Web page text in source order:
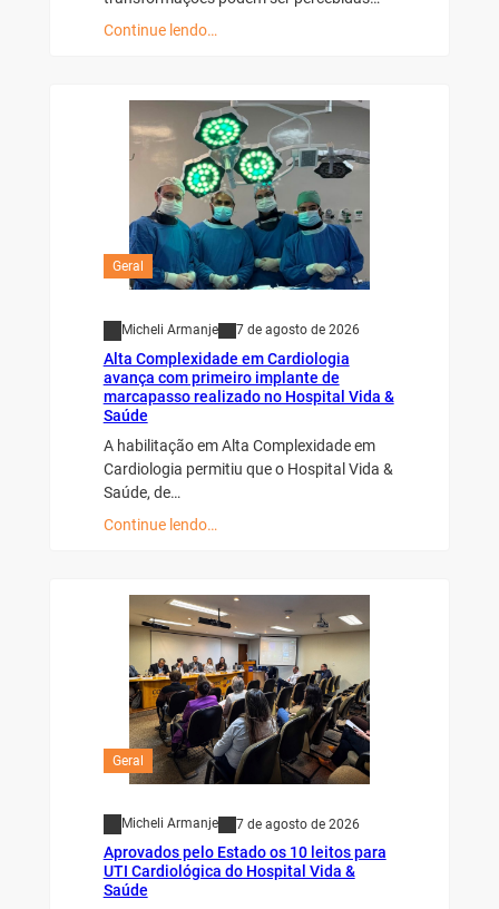
Continue lendo…
Geral
Micheli Armanje 7 de agosto de 2026
Alta Complexidade em Cardiologia
avança com primeiro implante de
marcapasso realizado no Hospital Vida &
Saúde
A habilitação em Alta Complexidade em
Cardiologia permitiu que o Hospital Vida &
Saúde, de…
Continue lendo…
Geral
Micheli Armanje 7 de agosto de 2026
Aprovados pelo Estado os 10 leitos para
UTI Cardiológica do Hospital Vida &
Saúde